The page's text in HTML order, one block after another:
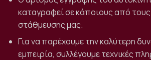
καταγραφεί σε κάποιους από
στάθμευσης μας.
Για να παρέχουμε την καλύτερη
εμπειρία, συλλέγουμε τεχνικές